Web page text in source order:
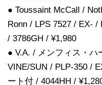
● Toussaint McCall /
Ronn / LPS 7527 / EX-
/ 3786GH / ¥1,980
● V.A. / メンフィス・ハ
VINE/SUN / PLP-350 /
ート付 / 4044HH /